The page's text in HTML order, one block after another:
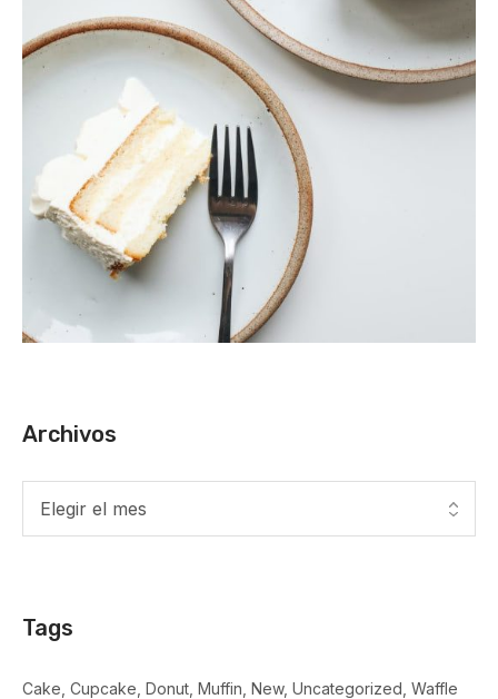
Archivos
Tags
Cake Cupcake Donut Muffin New Uncategorized Waffle